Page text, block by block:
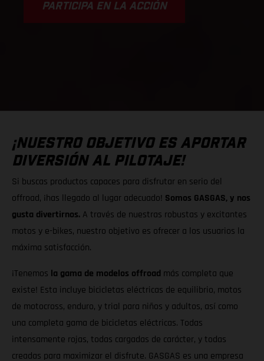
PARTICIPA EN LA ACCIÓN
¡NUESTRO OBJETIVO ES APORTAR
DIVERSIÓN AL PILOTAJE!
Si buscas productos capaces para disfrutar en serio del
offroad, ¡has llegado al lugar adecuado! Somos GASGAS, y nos
gusta divertirnos. A través de nuestras robustas y excitantes
motos y e-bikes, nuestro objetivo es ofrecer a los usuarios la
máxima satisfacción.
¡Tenemos la gama de modelos offroad más completa que
existe! Esta incluye bicicletas eléctricas de equilibrio, motos
de motocross, enduro, y trial para niños y adultos, así como
una completa gama de bicicletas eléctricas. Todas
intensamente rojas, todas cargadas de carácter, y todas
creadas para maximizar el disfrute. GASGAS es una empresa